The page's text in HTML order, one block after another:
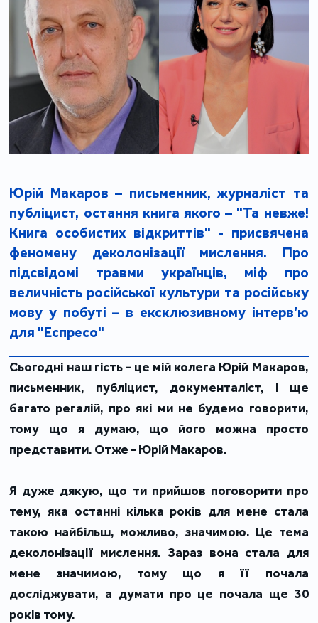
Юрій Макаров – письменник, журналіст та
публіцист, остання книга якого – "Та невже!
Книга особистих відкриттів" - присвячена
феномену деколонізації мислення. Про
підсвідомі травми українців, міф про
величність російської культури та російську
мову у побуті – в ексклюзивному інтерв’ю
для "Еспресо"
Сьогодні наш гість - це мій колега Юрій Макаров,
письменник, публіцист, документаліст, і ще
багато регалій, про які ми не будемо говорити,
тому що я думаю, що його можна просто
представити. Отже - Юрій Макаров.
Я дуже дякую, що ти прийшов поговорити про
тему, яка останні кілька років для мене стала
такою найбільш, можливо, значимою. Це тема
деколонізації мислення. Зараз вона стала для
мене значимою, тому що я її почала
досліджувати, а думати про це почала ще 30
років тому.